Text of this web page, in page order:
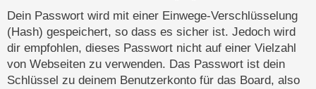
Dein Passwort wird mit einer Einwege-Verschlüsselung
(Hash) gespeichert, so dass es sicher ist. Jedoch wird
dir empfohlen, dieses Passwort nicht auf einer Vielzahl
von Webseiten zu verwenden. Das Passwort ist dein
Schlüssel zu deinem Benutzerkonto für das Board, also